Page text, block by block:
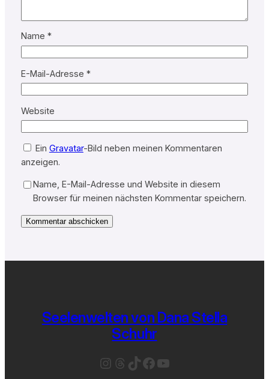
Name *
E-Mail-Adresse *
Website
Ein Gravatar-Bild neben meinen Kommentaren
anzeigen.
Name, E-Mail-Adresse und Website in diesem
Browser für meinen nächsten Kommentar speichern.
Seelenwelten von Dana Stella
Schuhr
Instagram
Threads
TikTok
Facebook
YouTube